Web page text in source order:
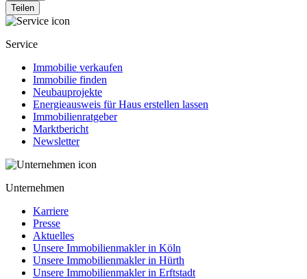
Teilen
Service
Immobilie verkaufen
Immobilie finden
Neubauprojekte
Energieausweis für Haus erstellen lassen
Immobilienratgeber
Marktbericht
Newsletter
Unternehmen
Karriere
Presse
Aktuelles
Unsere Immobilienmakler in Köln
Unsere Immobilienmakler in Hürth
Unsere Immobilienmakler in Erftstadt